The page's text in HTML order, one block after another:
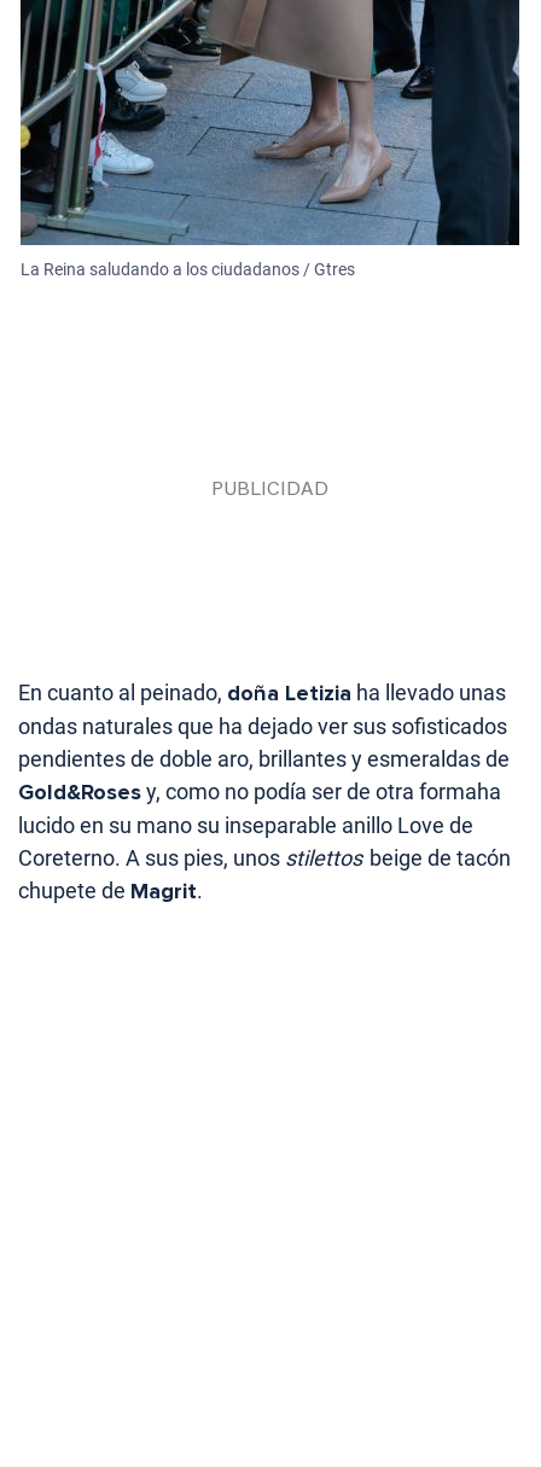
La Reina saludando a los ciudadanos / Gtres
En cuanto al peinado, doña Letizia ha llevado unas
ondas naturales que ha dejado ver sus sofisticados
pendientes de doble aro, brillantes y esmeraldas de
Gold&Rosesy, como no podía ser de otra formaha
lucido en su mano su inseparable anillo Love de
Coreterno. A sus pies, unos stilettos beige de tacón
chupete de Magrit.